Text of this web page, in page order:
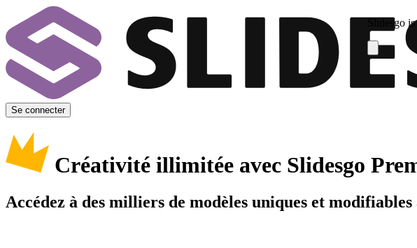
Slidesgo
Se connecter
Créativité illimitée avec Slidesgo
Accédez à des milliers de modèles uniques et